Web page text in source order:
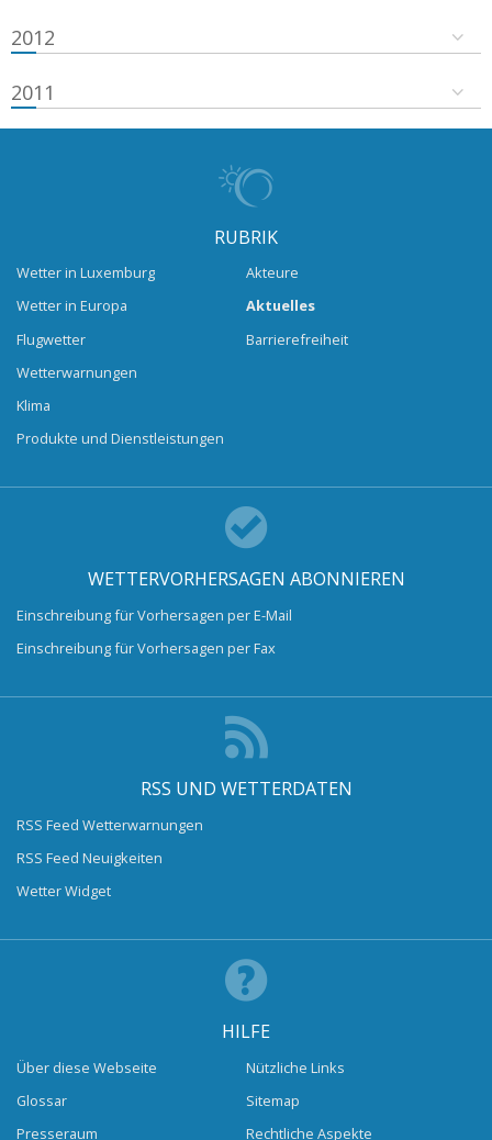
2012
2011
RUBRIK
Wetter in Luxemburg
Wetter in Europa
Flugwetter
Wetterwarnungen
Klima
Produkte und Dienstleistungen
Akteure
Aktuelles
Barrierefreiheit
WETTERVORHERSAGEN ABONNIEREN
Einschreibung für Vorhersagen per E-Mail
Einschreibung für Vorhersagen per Fax
RSS UND WETTERDATEN
RSS Feed Wetterwarnungen
RSS Feed Neuigkeiten
Wetter Widget
HILFE
Über diese Webseite
Glossar
Presseraum
Nützliche Links
Sitemap
Rechtliche Aspekte